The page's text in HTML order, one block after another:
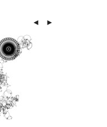
◄ ►